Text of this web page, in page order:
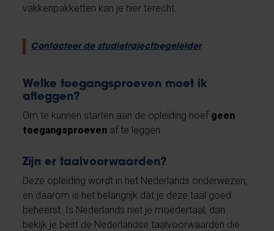
vakkenpakketten kan je hier terecht.
Contacteer de studietrajectbegeleider
Welke toegangsproeven moet ik
afleggen?
Om te kunnen starten aan de opleiding hoef geen
toegangsproeven af te leggen.
Zijn er taalvoorwaarden?
Deze opleiding wordt in het Nederlands onderwezen,
en daarom is het belangrijk dat je deze taal goed
beheerst. Is Nederlands niet je moedertaal, dan
bekijk je best de Nederlandse taalvoorwaarden die